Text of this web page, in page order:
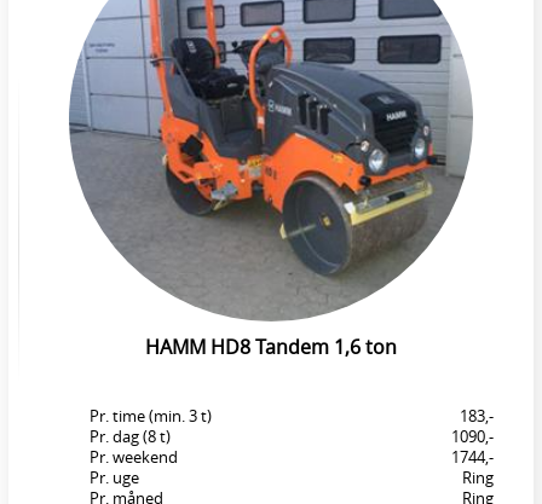
HAMM HD8 Tandem 1,6 ton
Pr. time (min. 3 t)
183,-
Pr. dag (8 t)
1090,-
Pr. weekend
1744,-
Pr. uge
Ring
Pr. måned
Ring